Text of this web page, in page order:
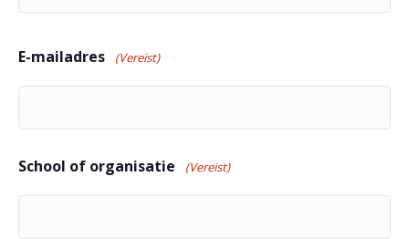
E-mailadres (Vereist)
School of organisatie (Vereist)